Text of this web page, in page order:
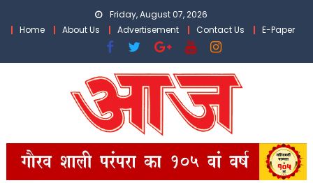
Friday, August 07, 2026
Home
About Us Advertisement Contact Us E-Paper